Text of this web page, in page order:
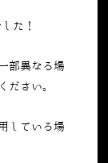
た！
部異なる場
ださい。
している場